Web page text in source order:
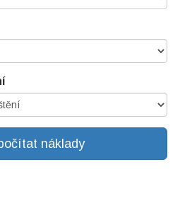
náklady